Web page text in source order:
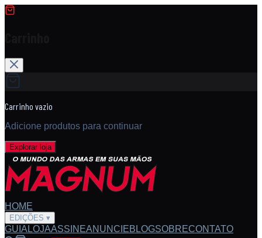
Carrinho vazio
Adicione produtos para continuar
Explorar loja
HOME
EDIÇÕES ▾
GUIA LOJAASSINEANUNCIEBLOGSOBRECONTATO